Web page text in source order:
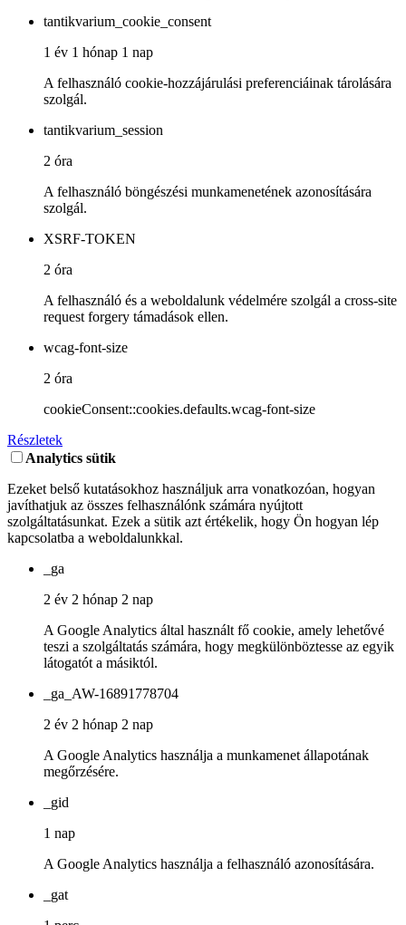
tantikvarium_cookie_consent
1 év 1 hónap 1 nap
A felhasználó cookie-hozzájárulási preferenciáinak tárolására
szolgál.
tantikvarium_session
2 óra
A felhasználó böngészési munkamenetének azonosítására
szolgál.
XSRF-TOKEN
2 óra
A felhasználó és a weboldalunk védelmére szolgál a cross-site
request forgery támadások ellen.
wcag-font-size
2 óra
cookieConsent::cookies.defaults.wcag-font-size
Részletek
Analytics sütik
Ezeket belső kutatásokhoz használjuk arra vonatkozóan, hogyan
javíthatjuk az összes felhasználónk számára nyújtott
szolgáltatásunkat. Ezek a sütik azt értékelik, hogy Ön hogyan lép
kapcsolatba a weboldalunkkal.
_ga
2 év 2 hónap 2 nap
A Google Analytics által használt fő cookie, amely lehetővé
teszi a szolgáltatás számára, hogy megkülönböztesse az egyik
látogatót a másiktól.
_ga_AW-16891778704
2 év 2 hónap 2 nap
A Google Analytics használja a munkamenet állapotának
megőrzésére.
_gid
1 nap
A Google Analytics használja a felhasználó azonosítására.
_gat